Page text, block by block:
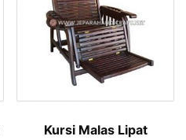
Kursi Malas Lipat